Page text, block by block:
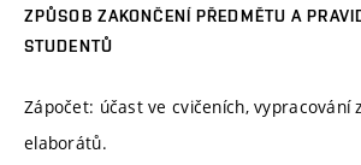
ZPŮSOB ZAKONČENÍ PŘEDMĚTU A
STUDENTŮ
Zápočet: účast ve cvičeních, vypracování
elaborátů.